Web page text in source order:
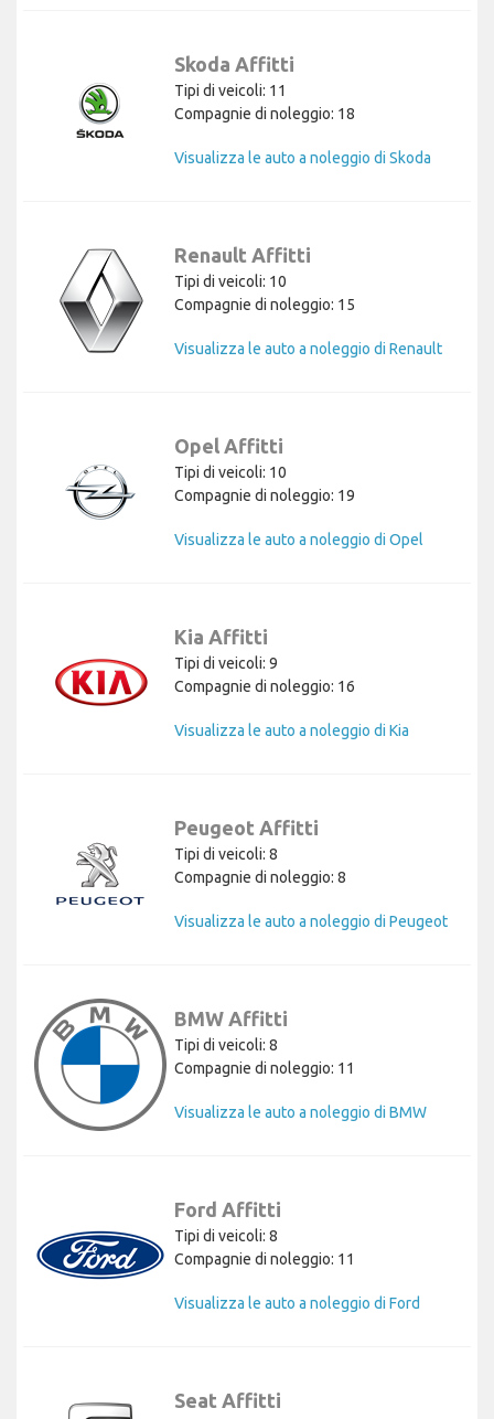
Skoda Affitti
Tipi di veicoli: 11
Compagnie di noleggio: 18
Visualizza le auto a noleggio di Skoda
Renault Affitti
Tipi di veicoli: 10
Compagnie di noleggio: 15
Visualizza le auto a noleggio di Renault
Opel Affitti
Tipi di veicoli: 10
Compagnie di noleggio: 19
Visualizza le auto a noleggio di Opel
Kia Affitti
Tipi di veicoli: 9
Compagnie di noleggio: 16
Visualizza le auto a noleggio di Kia
Peugeot Affitti
Tipi di veicoli: 8
Compagnie di noleggio: 8
Visualizza le auto a noleggio di Peugeot
BMW Affitti
Tipi di veicoli: 8
Compagnie di noleggio: 11
Visualizza le auto a noleggio di BMW
Ford Affitti
Tipi di veicoli: 8
Compagnie di noleggio: 11
Visualizza le auto a noleggio di Ford
Seat Affitti